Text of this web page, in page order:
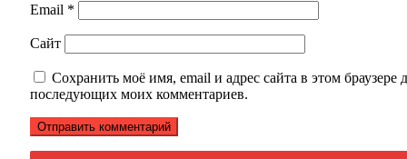
Email *
Сайт
Сохранить моё имя, email и адрес сайта в этом браузере
последующих моих комментариев.